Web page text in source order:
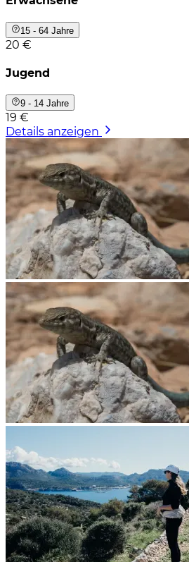
15 - 64 Jahre
20 €
Jugend
9 - 14 Jahre
19 €
Details anzeigen